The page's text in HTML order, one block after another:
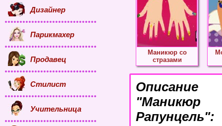
Маникюр со
стразами
Рапунцель":
Дизайнер
Парикмахер
Продавец
Стилист
Учительница